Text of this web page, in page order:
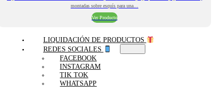
montadas sobre esquís para una…
Ver Producto
LIQUIDACIÓN DE PRODUCTOS
REDES SOCIALES
FACEBOOK
INSTAGRAM
TIK TOK
WHATSAPP